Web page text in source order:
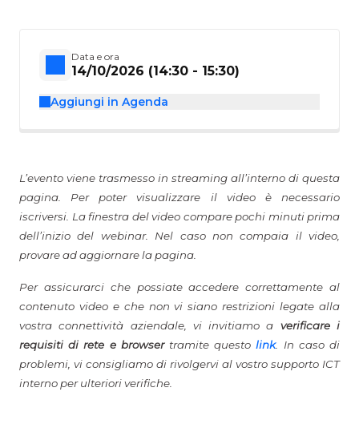
Data e ora
14/10/2026 (14:30 - 15:30)
Aggiungi in Agenda
L’evento viene trasmesso in streaming all’interno di questa
pagina. Per poter visualizzare il video è necessario
iscriversi. La finestra del video compare pochi minuti prima
dell’inizio del webinar. Nel caso non compaia il video,
provare ad aggiornare la pagina.
Per assicurarci che possiate accedere correttamente al
contenuto video e che non vi siano restrizioni legate alla
vostra connettività aziendale, vi invitiamo a verificare i
requisiti di rete e browsertramite questolink. In caso di
problemi, vi consigliamo di rivolgervi al vostro supporto ICT
interno per ulteriori verifiche.